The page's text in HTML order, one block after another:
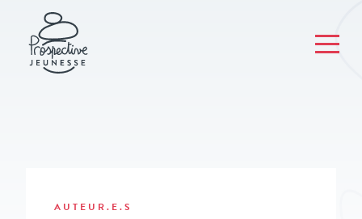
AUTEUR.E.S